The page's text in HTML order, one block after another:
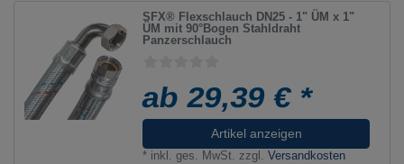
SFX® Flexschlauch DN25 - 1" ÜM x 1"
ÜM mit 90°Bogen Stahldraht
Panzerschlauch
ab 29,39 € *
Artikel anzeigen
* inkl. ges. MwSt. zzgl.Versandkosten